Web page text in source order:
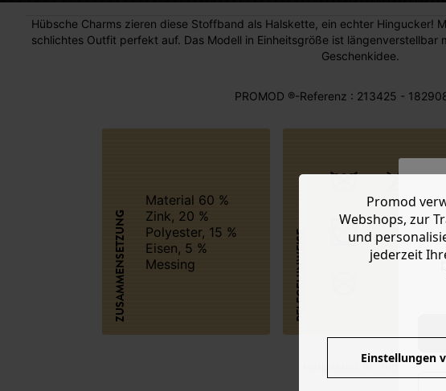
Hübsche Charms zieren diese Stoffband als Halskette, ein echter Hingucker!
schlichtes Outfit perfekt auf. Das Modell in Einheitsgröße ist längenverstellbar
Geschenkidee.
PROMOD ®-Referenz : 213425 -
ZUSAMMENSETZUNG
Material 60 %
Zink, 20 %
Polyester, 15 %
Eisen, 5 %
Messing
PFLEGEHINWEISE
Hergestellt in : Indien.
Promod
Webshops, zur
und
jederzeit
Einstellungen